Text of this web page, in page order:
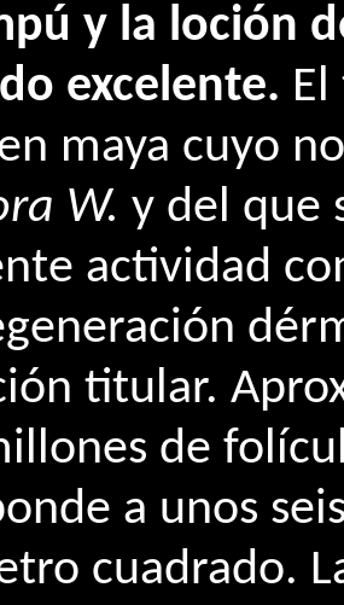
y la loción
excelente.
maya cuyo
W. y del que
actividad
titular.
de
a unos
cuadrado.